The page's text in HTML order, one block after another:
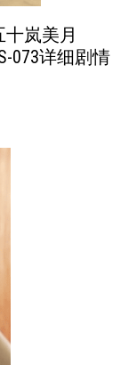
岚美月
073详细剧情